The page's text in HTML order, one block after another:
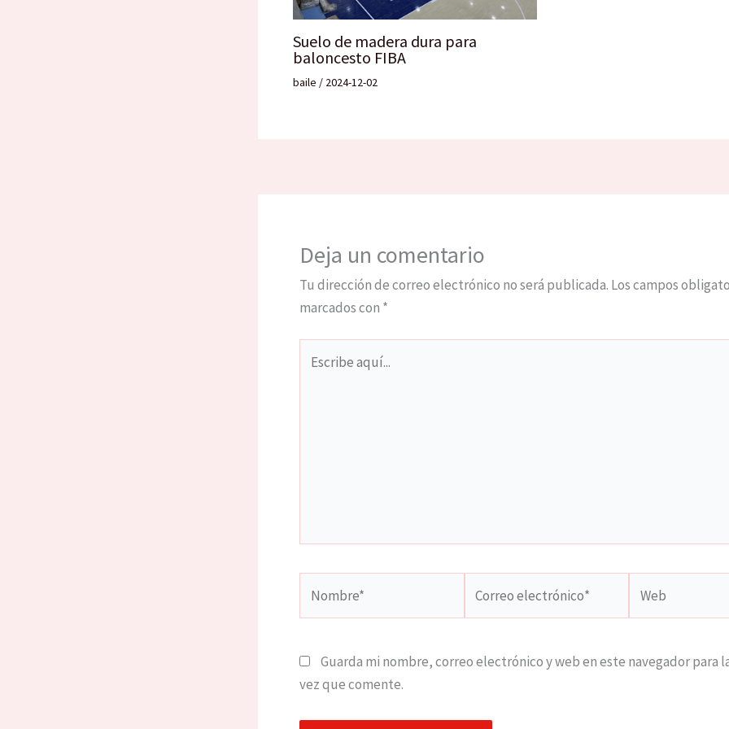
Suelo de madera dura para
baloncesto FIBA
baile / 2024-12-02
Deja un comentario
Tu dirección de correo electrónico no será publicada. Los campos
marcados con *
aquí...
electrónico*
Guarda mi nombre, correo electrónico y web en este navegador para
vez que comente.